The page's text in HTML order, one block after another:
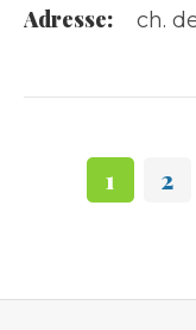
Adresse: ch.
1 2